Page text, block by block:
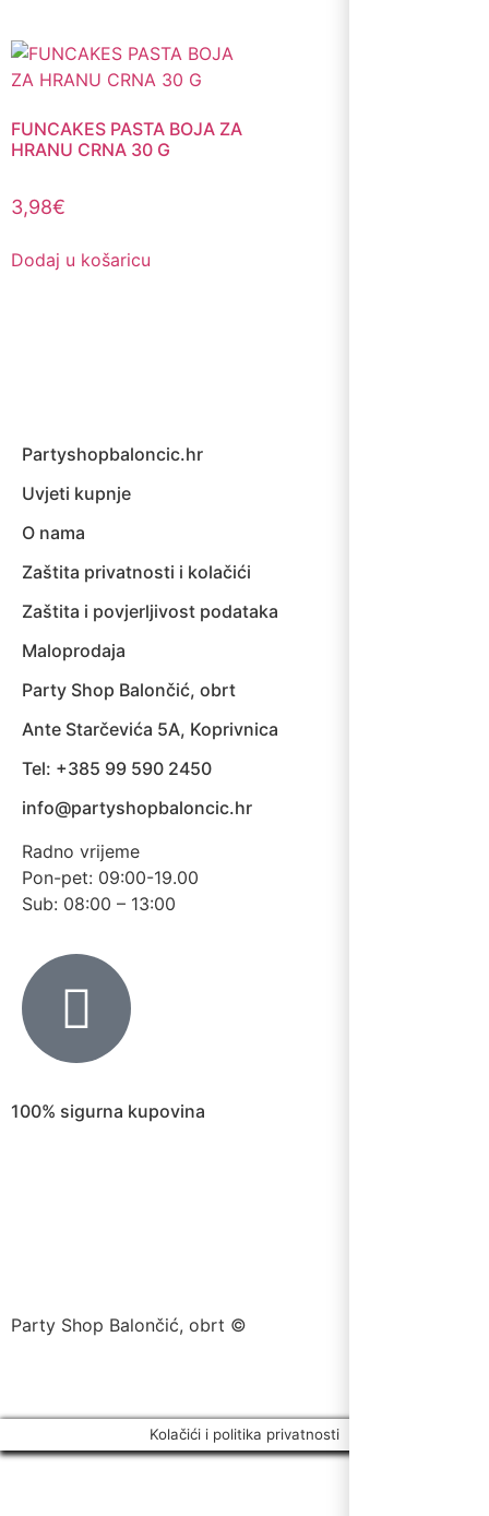
FUNCAKES PASTA BOJA ZA
HRANU CRNA 30 G
3,98€
Dodaj u košaricu
Partyshopbaloncic.hr
Uvjeti kupnje
O nama
Zaštita privatnosti i kolačići
Zaštita i povjerljivost podataka
Maloprodaja
Party Shop Balončić, obrt
Ante Starčevića 5A, Koprivnica
Tel: +385 99 590 2450
info@partyshopbaloncic.hr
Radno vrijeme
Pon-pet: 09:00-19.00
Sub: 08:00 – 13:00
100% sigurna kupovina
Party Shop Balončić, obrt ©
Kolačići i politika privatnosti